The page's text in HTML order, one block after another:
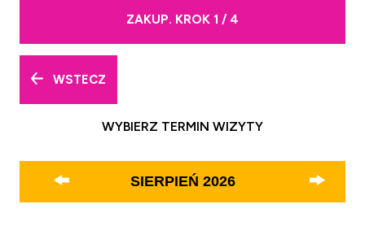
WSTECZ
ZAKUP. KROK 1 / 4
WYBIERZ TERMIN WIZYTY
SIERPIEŃ 2026